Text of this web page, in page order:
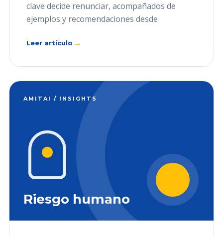
clave decide renunciar, acompañados de
ejemplos y recomendaciones desde
Leer artículo →
AMITAI / INSIGHTS
Riesgo humano